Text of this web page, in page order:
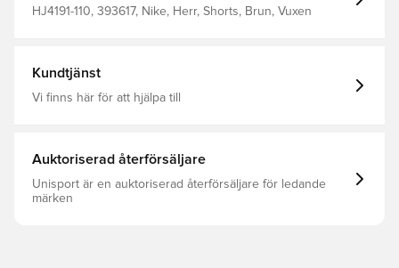
HJ4191-110, 393617, Nike, Herr, Shorts, Brun, Vuxen
Kundtjänst
Vi finns här för att hjälpa till
Auktoriserad återförsäljare
Unisport är en auktoriserad återförsäljare för ledande
märken